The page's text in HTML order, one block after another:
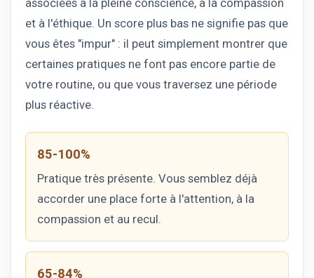
et à l'éthique. Un score plus bas ne signifie pas que
vous êtes "impur" : il peut simplement montrer que
certaines pratiques ne font pas encore partie de
votre routine, ou que vous traversez une période
plus réactive.
85-100%
Pratique très présente. Vous semblez déjà
accorder une place forte à l'attention, à la
compassion et au recul.
65-84%